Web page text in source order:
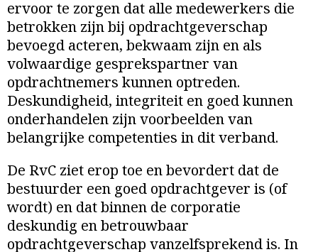
ervoor te zorgen dat alle medewerkers die
betrokken zijn bij opdrachtgeverschap
bevoegd acteren, bekwaam zijn en als
volwaardige gesprekspartner van
opdrachtnemers kunnen optreden.
Deskundigheid, integriteit en goed kunnen
onderhandelen zijn voorbeelden van
belangrijke competenties in dit verband.
De RvC ziet erop toe en bevordert dat de
bestuurder een goed opdrachtgever is (of
wordt) en dat binnen de corporatie
deskundig en betrouwbaar
opdrachtgeverschap vanzelfsprekend is. In